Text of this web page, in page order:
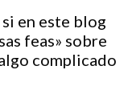
en este blog
feas» sobre
complicado